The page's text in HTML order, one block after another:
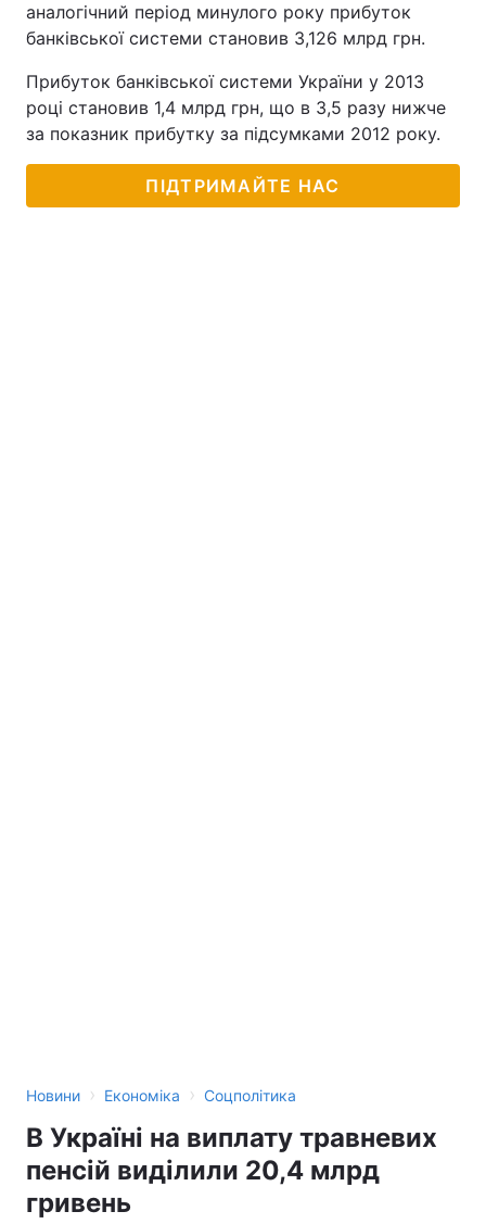
Тема оформлення
аналогічний період минулого року прибуток
банківської системи становив 3,126 млрд грн.
Прибуток банківської системи України у 2013
році становив 1,4 млрд грн, що в 3,5 разу нижче
за показник прибутку за підсумками 2012 року.
ПІДТРИМАЙТЕ НАС
Новини › Економіка › Соцполітика
В Україні на виплату травневих
пенсій виділили 20,4 млрд
гривень